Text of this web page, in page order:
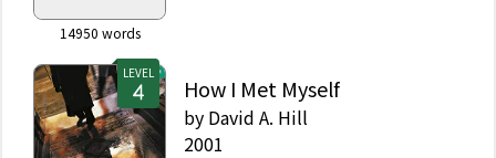
14950 words
LEVEL
How I Met Myself
by David A. Hill
2001